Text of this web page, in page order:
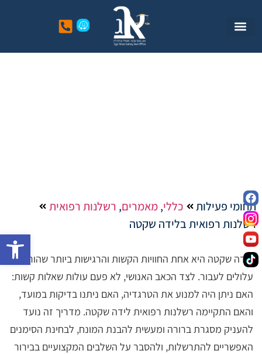
רשלנות רפואית בלידה
תחומי פעילות כללי,מאמרים, רשלנות רפואית
רשלנות רפואית בלידה שקטה
לידה שקטה היא אחת החוויות הקשות והרגישות ביותר שהורים
עלולים לעבור. לצד הכאב האנושי, לא פעם עולות שאלות קשות:
האם ניתן היה למנוע את הטרגדיה, האם ניתנו בדיקות במועד,
והאם התקיימה רשלנות רפואית לידה שקטה. מדריך זה נועד
להעניק מסגרת ברורה ומעשית להבנת המונח, לבחינת הסימנים
האפשריים להתרשלות, ולהסבר על השלבים המקצועיים בבירור
פתח